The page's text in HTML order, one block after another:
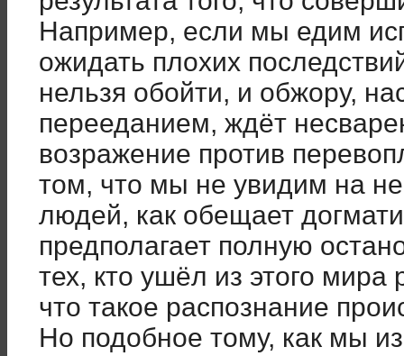
Например, если мы едим
ожидать плохих
нельзя обойти, и обжору,
перееданием, ждёт
возражение против
том, что мы не увидим на
людей, как обещает
предполагает полную
тех, кто ушёл из этого
что такое распознание
Но подобное тому, как мы